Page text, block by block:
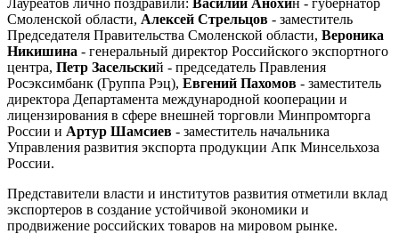
Смоленской области, Алексей Стрельцов - заместитель
Председателя Правительства Смоленской области, Вероника
Никишина - генеральный директор Российского экспортного
центра, Петр Засельский - председатель Правления
Росэксимбанк (Группа Рэц), Евгений Пахомов - заместитель
директора Департамента международной кооперации и
лицензирования в сфере внешней торговли Минпромторга
России и Артур Шамсиев - заместитель начальника
Управления развития экспорта продукции Апк Минсельхоза
России.
Представители власти и институтов развития отметили вклад
экспортеров в создание устойчивой экономики и
продвижение российских товаров на мировом рынке.